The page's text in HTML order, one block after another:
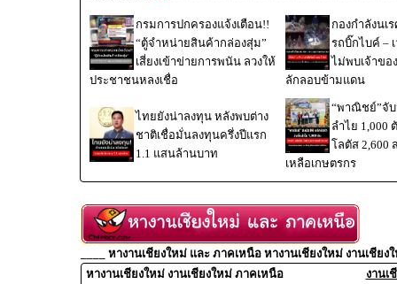
กรมการปกครองแจ้งเตือน!!
“ตู้จำหน่ายสินค้ากล่องสุ่ม”
เสี่ยงเข้าข่ายการพนัน ลวงให้
ประชาชนหลงเชื่อ
กองกำลังนเ
รถบิ๊กไบค์ –
ไม่พบเจ้าขอ
ลักลอบข้ามแดน
ไทยยังน่าลงทุน หลังพบต่าง
ชาติเชื่อมั่นลงทุนครึ่งปีแรก
1.1 แสนล้านบาท
“พาณิชย์”จั
ลำไย 1,000
โลตัส 2,600
เหลือเกษตรกร
____ หางานเชียงใหม่ และ ภาคเหนือ หางานเชียงใหม่ งานเชียง
หางานเชียงใหม่ งานเชียงใหม่ ภาคเหนือ
งานเ